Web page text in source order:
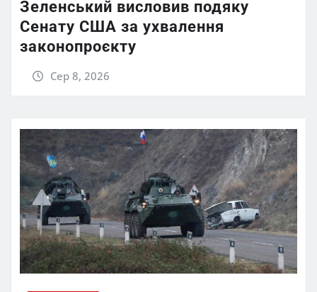
Зеленський висловив подяку
Сенату США за ухвалення
законопроєкту
Сер 8, 2026